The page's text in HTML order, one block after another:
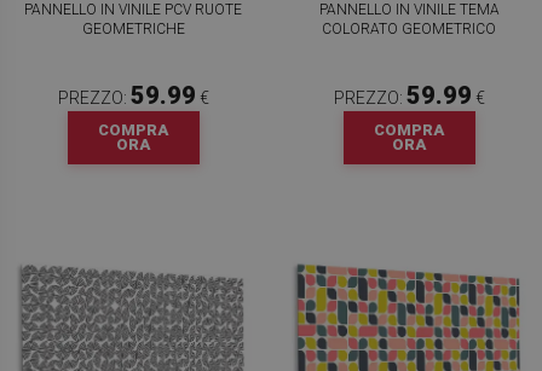
PANNELLO IN VINILE PCV RUOTE
GEOMETRICHE
PREZZO: 59.99 €
COMPRA
ORA
PANNELLO IN VINILE TEMA
COLORATO GEOMETRICO
PREZZO: 59.99 €
COMPRA
ORA